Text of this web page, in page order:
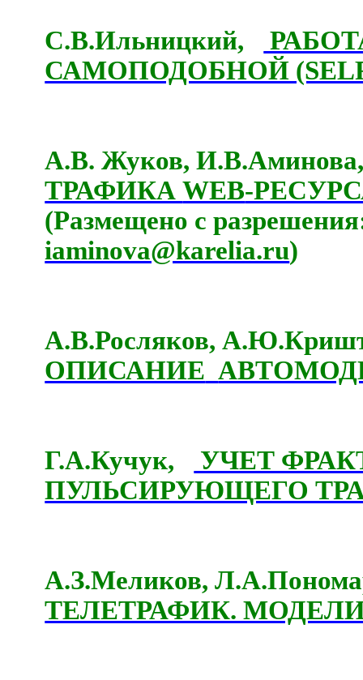
С.В.Ильницкий,
САМОПОДОБНОЙ
А.В. Жуков,
ТРАФИКАWEB-
(Размещено с
iaminova@karelia.ru)
А.В.Росляков,
ОПИСАНИЕ
Г.А.Кучук,
УЧЕТ
ПУЛЬСИРУЮЩЕГО
А.З.Меликов,
ТЕЛЕТРАФИК.